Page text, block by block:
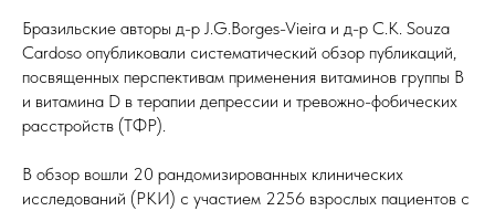
Бразильские авторы д-р J.G.Borges-Vieira и д-р C.K. Souza
Cardoso опубликовали систематический обзор публикаций,
посвященных перспективам применения витаминов группы В
и витамина D в терапии депрессии и тревожно-фобических
расстройств (ТФР).
В обзор вошли 20 рандомизированных клинических
исследований (РКИ) с участием 2256 взрослых пациентов с